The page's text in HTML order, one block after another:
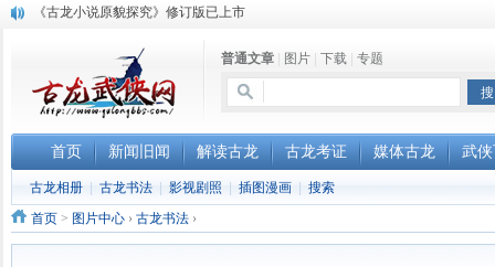
顾雪衣《古龙武侠小说知见录》上市
普通文章
图片 下载 专题
首页 新闻旧闻 解读古龙 古龙考证 媒体古龙 武
古龙相册 古龙书法 影视剧照 插图漫画
搜索
首页 > 图片中心 › 古龙书法 ›